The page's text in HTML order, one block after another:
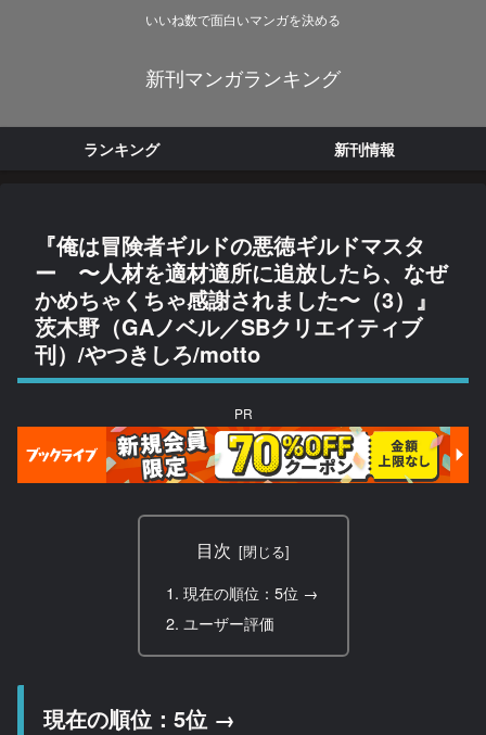
いいね数で面白いマンガを決める
新刊マンガランキング
ランキング 新刊情報
『俺は冒険者ギルドの悪徳ギルドマスタ
ー 〜人材を適材適所に追放したら、なぜ
かめちゃくちゃ感謝されました〜（3）』
茨木野（GAノベル／SBクリエイティブ
刊）/やつきしろ/motto
PR
目次
現在の順位：5位 →
ユーザー評価
現在の順位：5位 →